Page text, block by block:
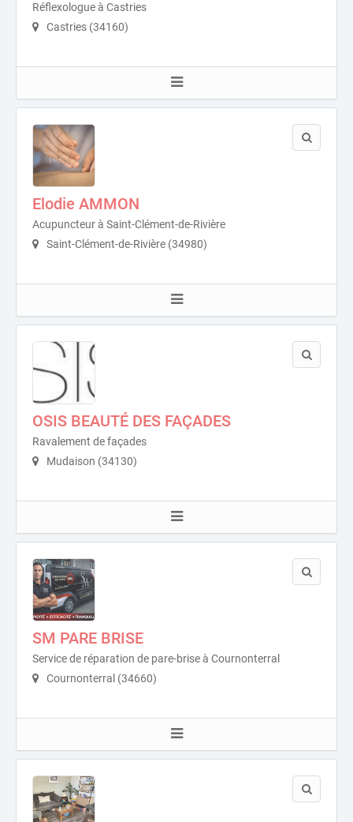
Réflexologue à Castries
Castries (34160)
Elodie AMMON
Acupuncteur à Saint-Clément-de-Rivière
Saint-Clément-de-Rivière (34980)
OSIS BEAUTÉ DES FAÇADES
Ravalement de façades
Mudaison (34130)
SM PARE BRISE
Service de réparation de pare-brise à Cournonterral
Cournonterral (34660)